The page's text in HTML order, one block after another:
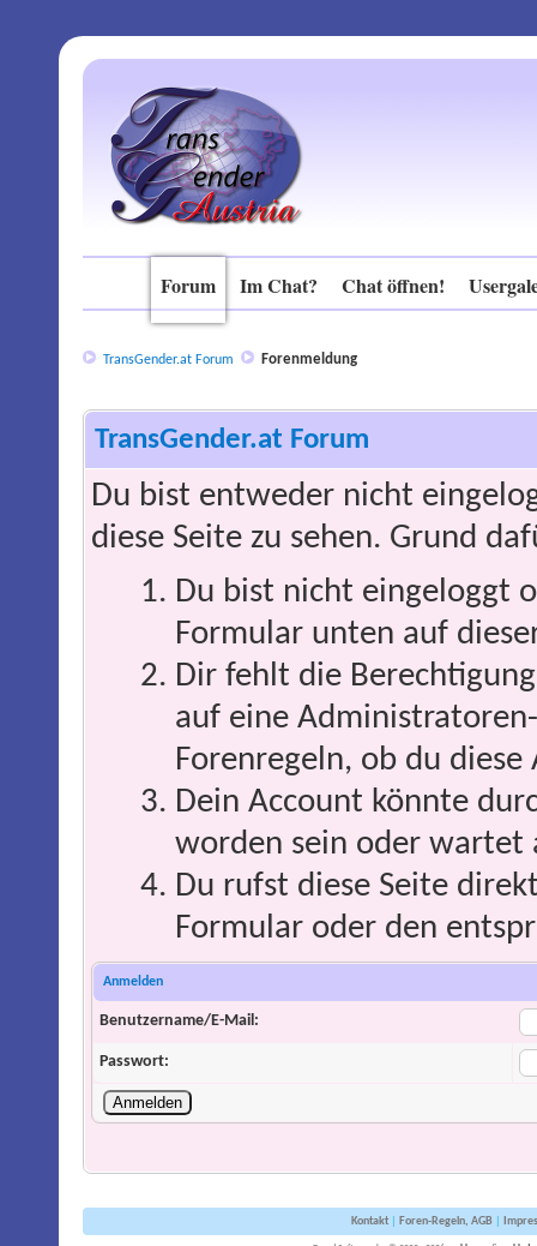
Forum Im Chat? Chat öffnen!
TransGender.at Forum Forenmeldung
TransGender.at Forum
Du bist entweder nicht
diese Seite zu sehen. Grund
Du bist nicht eingeloggt
Formular unten auf
Dir fehlt die
auf eine
Forenregeln, ob du
Dein Account könnte
worden sein oder wartet
Du rufst diese Seite
Formular oder den
Anmelden
Benutzername/E-Mail:
Passwort:
Kontakt| Foren-Regeln, AGB|